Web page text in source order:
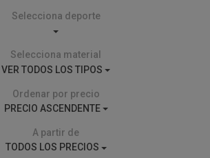
Selecciona deporte
Selecciona material
VER TODOS LOS TIPOS
Ordenar por precio
PRECIO ASCENDENTE
A partir de
TODOS LOS PRECIOS